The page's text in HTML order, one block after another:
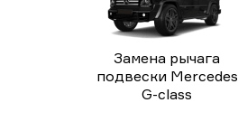
Замена рычага
подвески Mercedes
G-class